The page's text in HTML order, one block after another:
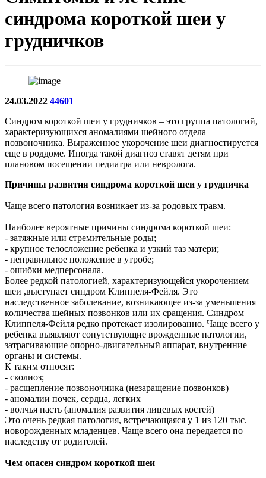
синдрома короткой шеи у
грудничков
24.03.2022 44601
Синдром короткой шеи у грудничков – это группа патологий,
характеризующихся аномалиями шейного отдела
позвоночника. Выраженное укорочение шеи диагностируется
еще в роддоме. Иногда такой диагноз ставят детям при
плановом посещении педиатра или невролога.
Причины развития синдрома короткой шеи у грудничка
Чаще всего патология возникает из-за родовых травм.
Наиболее вероятные причины синдрома короткой шеи:
- затяжные или стремительные роды;
- крупное телосложение ребенка и узкий таз матери;
- неправильное положение в утробе;
- ошибки медперсонала.
Более редкой патологией, характеризующейся укорочением
шеи ,выступает синдром Клиппеля-Фейля. Это
наследственное заболевание, возникающее из-за уменьшения
количества шейных позвонков или их сращения. Синдром
Клиппеля-Фейля редко протекает изолированно. Чаще всего у
ребенка выявляют сопутствующие врожденные патологии,
затрагивающие опорно-двигательный аппарат, внутренние
органы и системы.
К таким относят:
- сколиоз;
- расщепление позвоночника (незаращение позвонков)
- аномалии почек, сердца, легких
- волчья пасть (аномалия развития лицевых костей)
Это очень редкая патология, встречающаяся у 1 из 120 тыс.
новорожденных младенцев. Чаще всего она передается по
наследству от родителей.
Чем опасен синдром короткой шеи